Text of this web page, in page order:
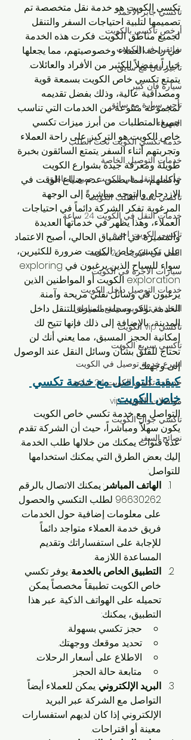
تاكسي جابر الأحمد
أرخص تاكسي بالكويت
سائقين في الكويت
تأجير فان مع سايق
سيارة فان كبير
تأجير سيارة مع سائق
الجهراء
خدمة تكسي الكويت تحت الطلب
خدمات التوصيل الخاصة
خدمات النقل في الكويت جميع المناطق
تاكسي تحت الطلب الكويت
خدمات النقل في الكويت 24 ساعة
تاكسي الكويت اجرة
النقل في الكويت 24 ساعة
سيارات الأجرة في الكويت
خدمات التوصيل داخل الكويت
النقل في الكويت جميع المناطق
تاكسي vip الكويت
تاكسي سريع الكويت
اسرع خدمة توصيل في الكويت
خدمات تكسي الكويت 24 ساعة
مواصلات الكويت vip
تاكسي جوال الكويت
نصائح السفر
تكسي الكويت هو خدمة نقل متخصصة تم
تصميمها لتلبية احتياجات السفر والتنقل
لجميع مناطق الكويت. فكرت هذه الخدمة
في راحة العملاء وخصوصيتهم، مما يجعلها
خياراً مفضلاً للكثير من الأفراد والعائلات.
يتمتع تكسي خاص الكويت بسمعة قوية
ومصداقية عالية، وذلك بفضل تقديمه
لمجموعة متنوعة من الخدمات التي تناسب
جميع المتطلبات. من أبرز ميزات تكسي
خاص الكويت هو التركيز على راحة العملاء
وتجربتهم أثناء السفر. يتمتع السائقون بخبرة
طويلة ومعرفة جيدة بشوارع الكويت
وأكملهم، مما يضمن عدم ضياع الوقت في
الازدحام والتوجه مباشرةً إلى الوجهة
المرغوبة. تفكر الشركة دائماً في احتياجات
العملاء، وهذا يظهر في خدماتها العديدة
والمتميزة. في السياق الحالي، أصبح الاعتماد
على تكسي خاص الكويت ضرورة للكثيرين،
سواء للسياح الذين يرغبون فيexploring
exploration الكويت أو المواطنين الذين
يرغبون في وسائل نقلي مريحة وآمنة.
الخدمة توفر وسيلة متميزة للتنقل داخل
المدينة، بالإضافة إلى ذلك فإنها تتيح لك
إمكانية الحجز المسبق، مما يعني أنك لن
تحتاج للقلق بشأن وسائل النقل عند الوصول
إلى وجهتك.
كيفية التواصل مع خدمة تكسي
خاص الكويت
التواصل مع خدمة تكسي خاص الكويت
يكون سهلاً ومباشراً، حيث أن الشركة تقدم
عدة قنوات يمكنك من خلالها طلب الخدمة.
إليك بعض الطرق التي يمكنك استخدامها
للتواصل:
الهاتف المباشر: يمكنك الاتصال بالرقم
96630262 لطلب التكسي والحصول
على معلومات إضافية حول الخدمات.
فريق خدمة العملاء متواجد دائماً
للإجابة على استفساراتك وتقديم
المساعدة اللازمة.
التطبيق الخاص بالخدمة: يوفر تكسي
خاص الكويت تطبيقاً مخصصاً يمكن
تحميله على الهواتف الذكية. عبر هذا
التطبيق، يمكنك:
حجز تكسي بسهولة.
تحديد موقعك ووجهتك.
الاطلاع على أسعار الرحلات.
متابعة حالة الحجز.
البريد الإلكتروني: يمكن للعملاء أيضاً
التواصل مع الشركة عبر البريد
الإلكتروني إذا كان لديهم استفسارات
معينة أو اقتراحات.